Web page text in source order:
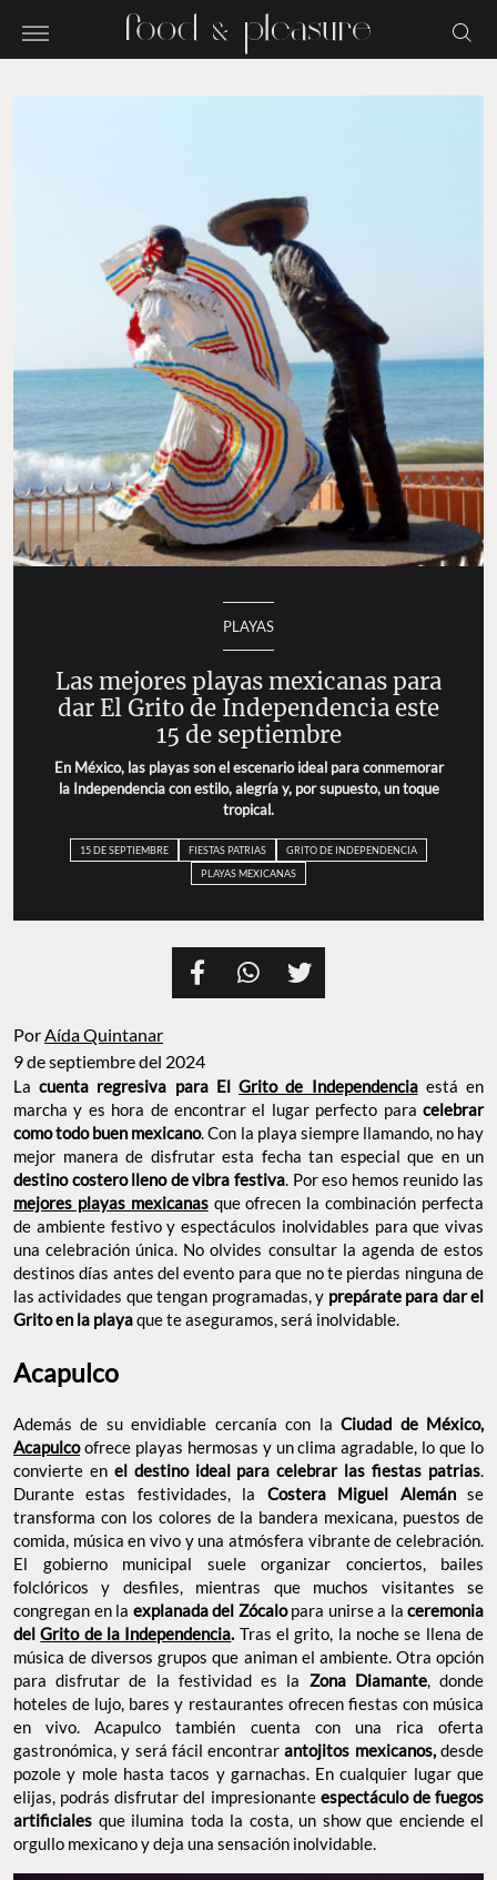
PLAYAS
Las mejores playas mexicanas para
dar El Grito de Independencia este
15 de septiembre
En México, las playas son el escenario ideal para conmemorar
la Independencia con estilo, alegría y, por supuesto, un toque
tropical.
15 DE SEPTIEMBRE FIESTAS PATRIAS
GRITO DE INDEPENDENCIA
PLAYAS MEXICANAS
PorAída Quintanar
9 de septiembre del 2024
Lacuenta regresiva para El Grito de Independenciaestá en
marcha y es hora de encontrar el lugar perfecto para celebrar
como todo buen mexicano. Con la playa siempre llamando, no hay
mejor manera de disfrutar esta fecha tan especial que en un
destino costero lleno de vibra festiva. Por eso hemos reunido las
mejores playas mexicanasque ofrecen la combinación perfecta
de ambiente festivo y espectáculos inolvidables para que vivas
una celebración única. No olvides consultar la agenda de estos
destinos días antes del evento para que no te pierdas ninguna de
las actividades que tengan programadas, y prepárate para dar el
Grito en la playaque te aseguramos, será inolvidable.
Acapulco
Además de su envidiable cercanía con laCiudad de México,
Acapulcoofrece playas hermosas y un clima agradable, lo que lo
convierte en el destino ideal para celebrar las fiestas patrias
Durante estas festividades, la Costera Miguel Alemánse
transforma con los colores de la bandera mexicana, puestos de
comida, música en vivo y una atmósfera vibrante de celebración.
El gobierno municipal suele organizar conciertos, bailes
folclóricos y desfiles, mientras que muchos visitantes se
congregan en la explanada del Zócalopara unirse a la ceremonia
delGrito de la Independencia. Tras el grito, la noche se llena de
música de diversos grupos que animan el ambiente. Otra opción
para disfrutar de la festividad es la Zona Diamante, donde
hoteles de lujo, bares y restaurantes ofrecen fiestas con música
en vivo. Acapulco también cuenta con una rica oferta
gastronómica, y será fácil encontrarantojitos mexicanos,desde
pozole y mole hasta tacos y garnachas. En cualquier lugar que
elijas, podrás disfrutar del impresionante espectáculo de fuegos
artificiales que ilumina toda la costa, un show que enciende el
orgullo mexicano y deja una sensación inolvidable.